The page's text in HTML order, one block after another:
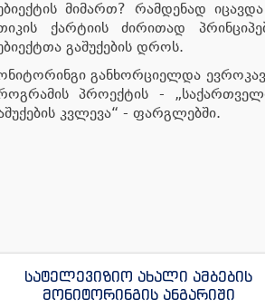
მიმართ? რამდენად
ქარტიის ძირითად
გაშუქების დროს.
განხორციელდა
პროექტის -
კვლევა“ - ფარგლებში.
სატელევიზიო ახალი ამბების
მონიტორინგის ანგარიში